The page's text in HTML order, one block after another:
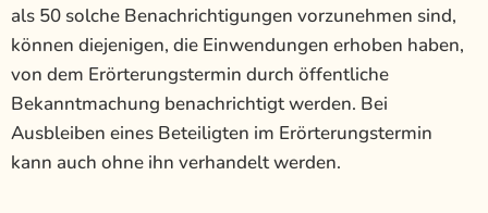
als 50 solche Benachrichtigungen vorzunehmen sind,
können diejenigen, die Einwendungen erhoben haben,
von dem Erörterungstermin durch öffentliche
Bekanntmachung benachrichtigt werden. Bei
Ausbleiben eines Beteiligten im Erörterungstermin
kann auch ohne ihn verhandelt werden.